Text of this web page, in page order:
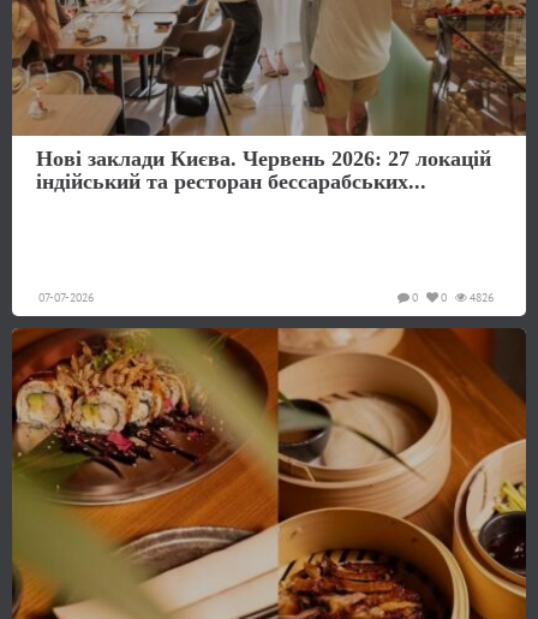
Нові заклади Києва. Червень 2026: 27 локацій
індійський та ресторан бессарабських...
07-07-2026 4826
0
0